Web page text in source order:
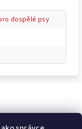
dospělé psy